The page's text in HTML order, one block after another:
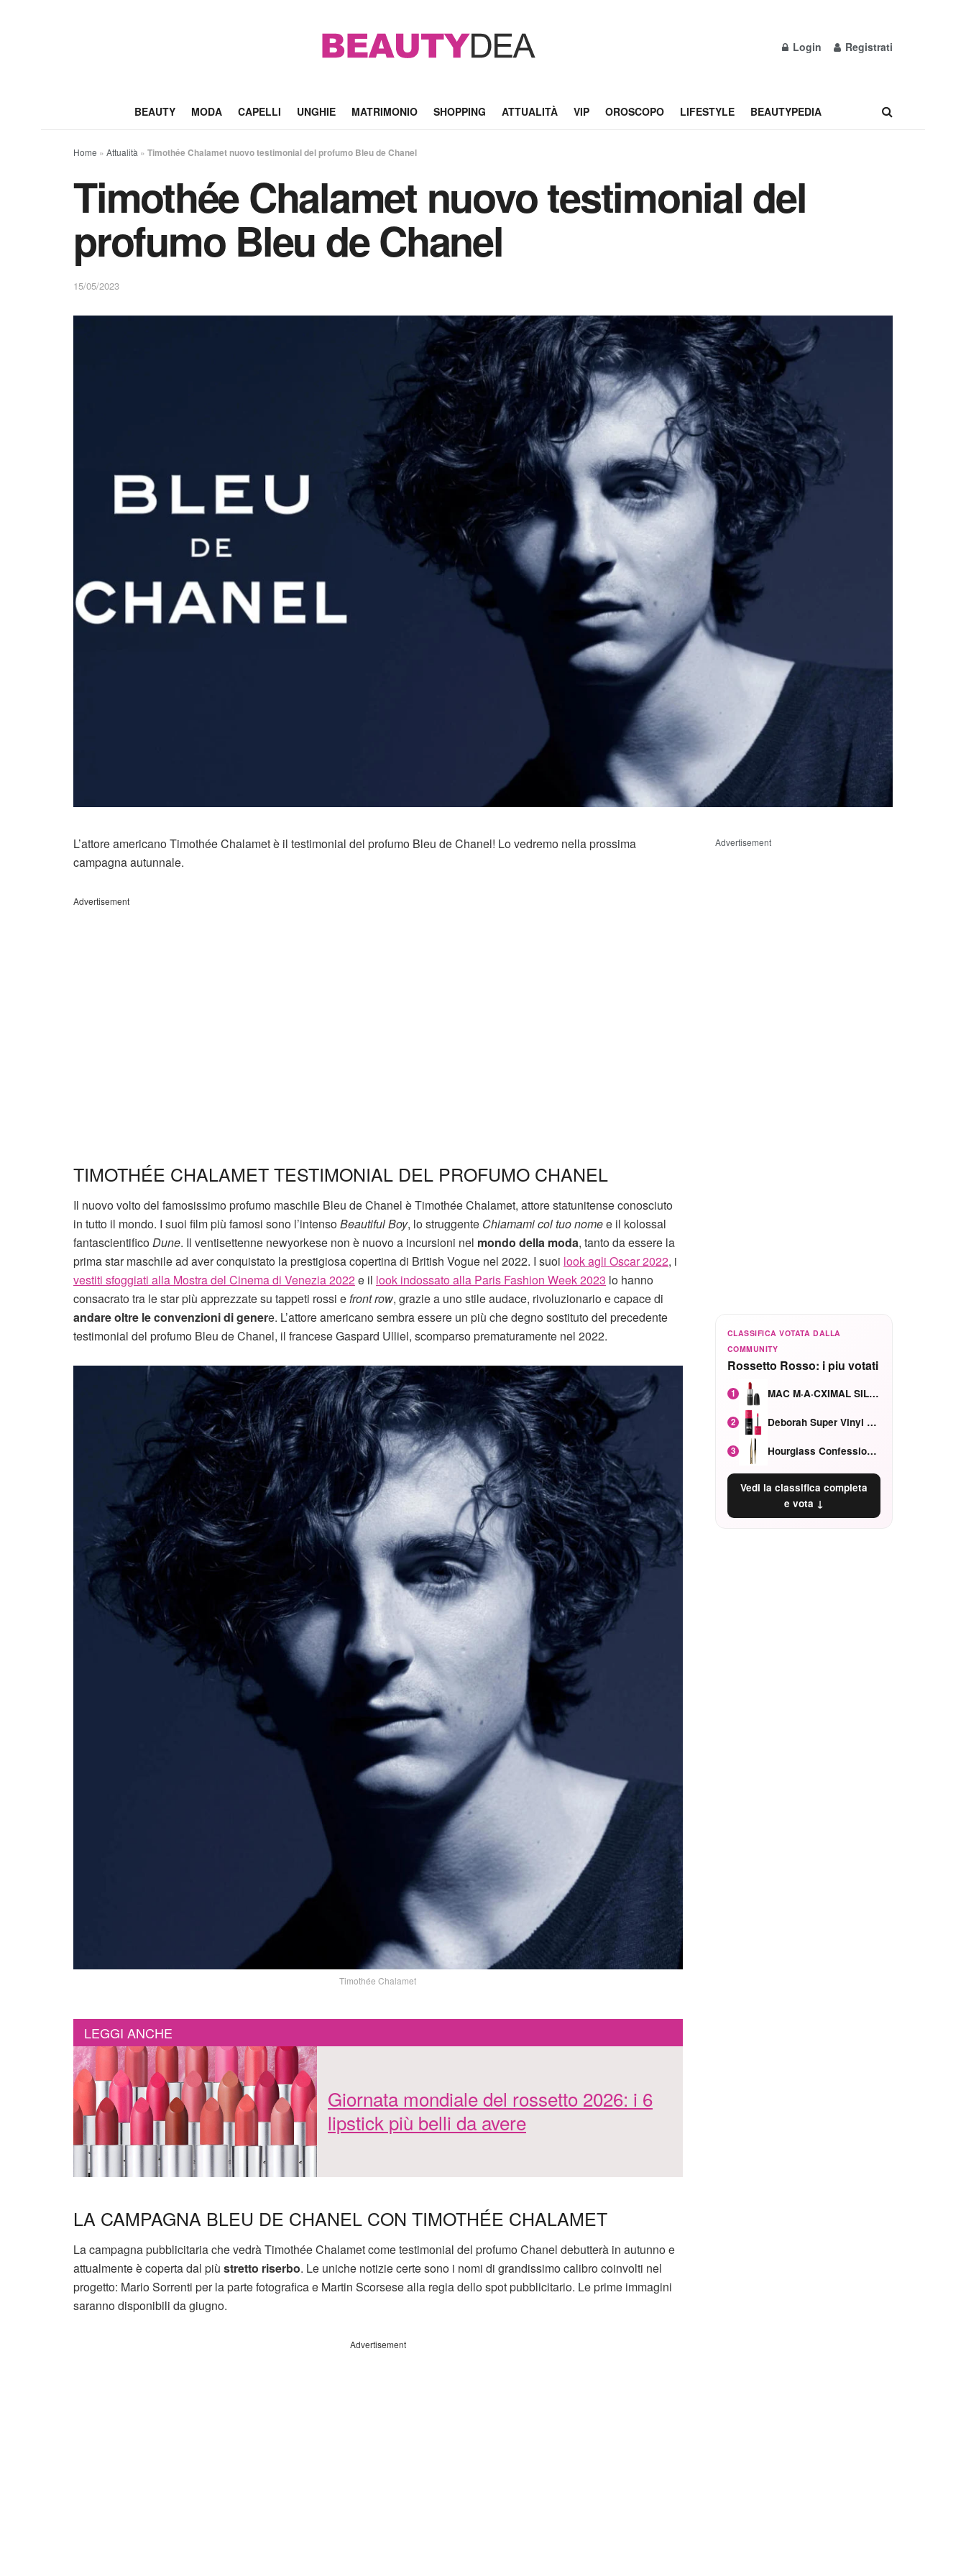
Login Registrati
BEAUTY MODA CAPELLI UNGHIE MATRIMONIO SHOPPING ATTUALITÀ VIP OROSCOPO LIFESTYLE BEAUTYPEDIA
Home » Attualità » Timothée Chalamet nuovo testimonial del profumo Bleu de Chanel
Timothée Chalamet nuovo testimonial del
profumo Bleu de Chanel
15/05/2023
L’attore americano Timothée Chalamet è il testimonial del profumo Bleu de Chanel! Lo vedremo nella prossima
campagna autunnale.
Advertisement
TIMOTHÉE CHALAMET TESTIMONIAL DEL PROFUMO CHANEL
Il nuovo volto del famosissimo profumo maschile Bleu de Chanel è Timothée Chalamet, attore statunitense conosciuto
in tutto il mondo. I suoi film più famosi sono l’intensoBeautiful Boy, lo struggente Chiamami col tuo nomee il kolossal
fantascientificoDune. Il ventisettenne newyorkese non è nuovo a incursioni nel mondo della moda, tanto da essere la
prima star maschile ad aver conquistato la prestigiosa copertina di British Vogue nel 2022. I suoi look agli Oscar 2022, i
vestiti sfoggiati alla Mostra del Cinema di Venezia 2022e il look indossato alla Paris Fashion Week 2023 lo hanno
consacrato tra le star più apprezzate su tappeti rossi efront row, grazie a uno stile audace, rivoluzionario e capace di
andare oltre le convenzioni di genere. L’attore americano sembra essere un più che degno sostituto del precedente
testimonial del profumo Bleu de Chanel, il francese Gaspard Ulliel, scomparso prematuramente nel 2022.
Timothée Chalamet
LEGGI ANCHE
Giornata mondiale del rossetto 2026: i 6
lipstick più belli da avere
LA CAMPAGNA BLEU DE CHANEL CON TIMOTHÉE CHALAMET
La campagna pubblicitaria che vedrà Timothée Chalamet come testimonial del profumo Chanel debutterà in autunno e
attualmente è coperta dal più stretto riserbo. Le uniche notizie certe sono i nomi di grandissimo calibro coinvolti nel
progetto: Mario Sorrenti per la parte fotografica e Martin Scorsese alla regia dello spot pubblicitario. Le prime immagini
saranno disponibili da giugno.
Advertisement
Advertisement
CLASSIFICA VOTATA DALLA
COMMUNITY
Rossetto Rosso: i piu votati
1 MAC M·A·CXIMAL SILKY MATTE Red Rock mat
2 Deborah Super Vinyl Shake Rosa Ciliegia
3 Hourglass Confession Ricaricabile Ultra Preciso Ad Alta Intensità Secretly Classic Red
Vedi la classifica completa
e vota ↓